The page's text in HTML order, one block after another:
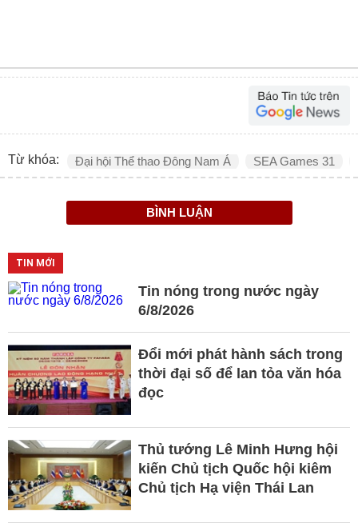
Từ khóa: Đại hội Thể thao Đông Nam Á SEA Games 31
BÌNH LUẬN
TIN MỚI
Tin nóng trong nước ngày
6/8/2026
Đổi mới phát hành sách trong
thời đại số để lan tỏa văn hóa
đọc
Thủ tướng Lê Minh Hưng hội
kiến Chủ tịch Quốc hội kiêm
Chủ tịch Hạ viện Thái Lan